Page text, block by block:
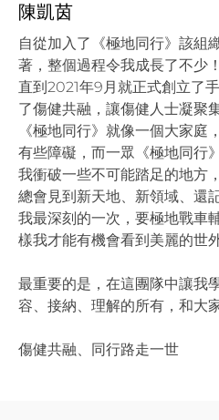
陳凱茵
自從加入了《極地同行》該組
著，整個過程令我成長了不少！
直到2021年9月就正式創立了
了傷健共融，讓傷健人士凝聚
《極地同行》就像一個大家庭
有些障礙，而一眾《極地同行
我衝破一些不可能踏足的地方
總會見到新天地、新領域、還
我最深刻的一次，要極地戰車
樣我才能有機會看到美麗的世
最重要的是，在這團隊中讓我
容、接納、理解的所有，和大
傷健共融、同行路走一世